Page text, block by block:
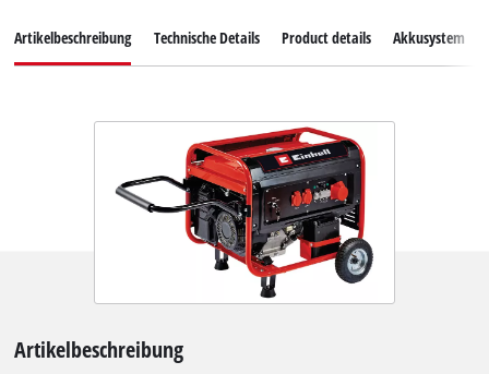
Artikelbeschreibung Technische Details Product details Akkusystem
Artikelbeschreibung